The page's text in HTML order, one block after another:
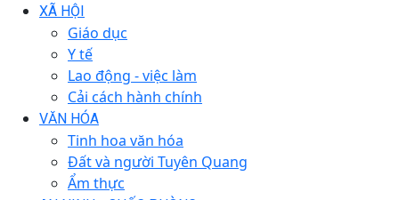
XÃ HỘI
Giáo dục
Y tế
Lao động - việc làm
Cải cách hành chính
VĂN HÓA
Tinh hoa văn hóa
Đất và người Tuyên Quang
Ẩm thực